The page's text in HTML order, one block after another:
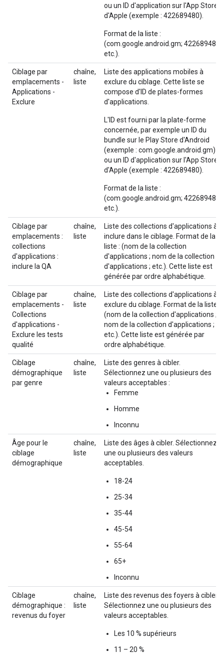
ou un ID d'application sur l'App Store
d'Apple (exemple : 422689480).
Format de la liste :
(com.google.android.gm; 422689480;
etc.).
Ciblage par
emplacements -
Applications -
Exclure
chaîne,
liste
Liste des applications mobiles à
exclure du ciblage. Cette liste se
compose d'ID de plates-formes
d'applications.
L'ID est fourni par la plate-forme
concernée, par exemple un ID du
bundle sur le Play Store d'Android
(exemple : com.google.android.gm)
ou un ID d'application sur l'App Store
d'Apple (exemple : 422689480).
Format de la liste :
(com.google.android.gm; 422689480;
etc.).
Ciblage par
emplacements :
collections
d'applications :
inclure la QA
chaîne,
liste
Liste des collections d'applications à
inclure dans le ciblage. Format de la
liste : (nom de la collection
d'applications ; nom de la collection
d'applications ; etc.). Cette liste est
générée par ordre alphabétique.
Ciblage par
emplacements -
Collections
d'applications -
Exclure les tests
qualité
chaîne,
liste
Liste des collections d'applications à
exclure du ciblage. Format de la liste :
(nom de la collection d'applications ;
nom de la collection d'applications ;
etc.). Cette liste est générée par
ordre alphabétique.
Ciblage
démographique
par genre
chaîne,
liste
Liste des genres à cibler.
Sélectionnez une ou plusieurs des
valeurs acceptables :
Femme
Homme
Inconnu
Âge pour le
ciblage
démographique
chaîne,
liste
Liste des âges à cibler. Sélectionnez
une ou plusieurs des valeurs
acceptables.
18-24
25-34
35-44
45-54
55-64
65+
Inconnu
Ciblage
démographique :
revenus du foyer
chaîne,
liste
Liste des revenus des foyers à cibler.
Sélectionnez une ou plusieurs des
valeurs acceptables.
Les 10 % supérieurs
11 – 20 %